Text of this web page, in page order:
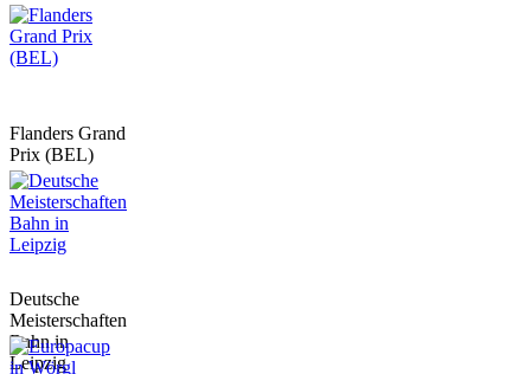
Flanders Grand
Prix (BEL)
Deutsche
Meisterschaften
Bahn in
Leipzig